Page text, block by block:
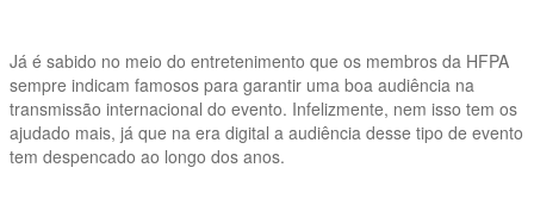
Já é sabido no meio do entretenimento que os membros da HFPA
sempre indicam famosos para garantir uma boa audiência na
transmissão internacional do evento. Infelizmente, nem isso tem os
ajudado mais, já que na era digital a audiência desse tipo de evento
tem despencado ao longo dos anos.